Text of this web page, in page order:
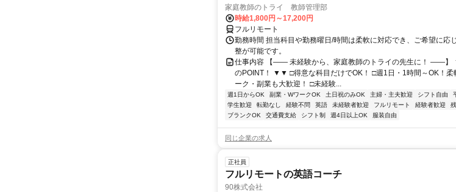
家庭教師のトライ 教師管理部
時給1,800円～17,200円
フルリモート
勤務時間 担当科目や勤務曜日/時間は柔軟に対応でき、ご希望に応
整が可能です。
仕事内容 【―― 未経験から、家庭教師のトライの先生に！ ――
のPOINT！ ▼▼ □得意な科目だけでOK！ □週1日・1時間～OK！柔
ーク・副業も大歓迎！ □未経験...
週1日からOK 副業・WワークOK 土日祝のみOK 主婦・主夫歓迎 シフト自由
学生歓迎
転勤なし 経験不問 英語 未経験者歓迎 フルリモート 経験者歓迎
ブランクOK
交通費支給 シフト制 週4日以上OK 服装自由
同じ企業の求人
正社員
フルリモートの英語コーチ
90株式会社